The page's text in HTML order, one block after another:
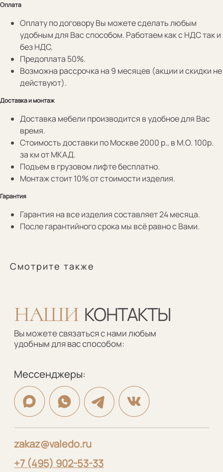
Оплата
Оплату по договору Вы можете сделать любым
удобным для Вас способом. Работаем как с НДС так и
без НДС.
Предоплата 50%.
Возможна рассрочка на 9 месяцев (акции и скидки не
действуют).
Доставка и монтаж
Доставка мебели производится в удобное для Вас
время.
Стоимость доставки по Москве 2000 р., в М.О. 100р.
за км от МКАД.
Подъем в грузовом лифте бесплатно.
Монтаж стоит 10% от стоимости изделия.
Гарантия
Гарантия на все изделия составляет 24 месяца.
После гарантийного срока мы всё равно с Вами.
Смотрите также
НАШИ КОНТАКТЫ
Вы можете связаться с нами любым
удобным для вас способом:
Шоу-рум: с 10.00 до 19.00
Фабрика: с 8.00 до 18.00
г. Москва, ул. Перерва, 1а
Заказать обратный звонок:
Ежедневно с 09:00 до 19:00
+7 (495) 902-53-33
zakaz@valedo.ru
Мессенджеры:
О нас
Шкафы
Каталог
Меню
технологий и комфорта
Портфолио
Гардеробные
Telegram
MAX
Соцсети
Ритм